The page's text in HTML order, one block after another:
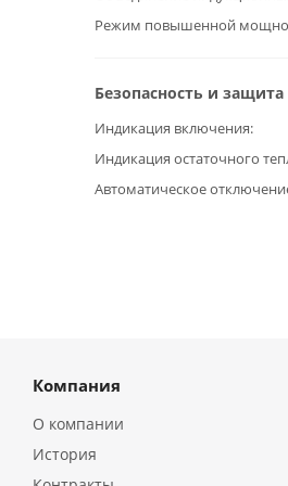
Режим повышенной
Безопасность и защита
Индикация включения
Индикация остаточного
Автоматическое
Компания
О компании
История